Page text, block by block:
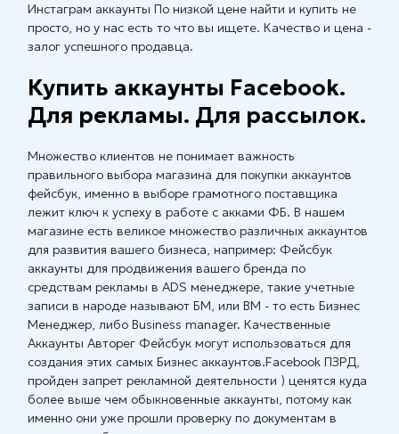
Инстаграм аккаунты По низкой цене найти и купить не
просто, но у нас есть то что вы ищете. Качество и цена -
залог успешного продавца.
Купить аккаунты Facebook.
Для рекламы. Для рассылок.
Множество клиентов не понимает важность
правильного выбора магазина для покупки аккаунтов
фейсбук, именно в выборе грамотного поставщика
лежит ключ к успеху в работе с акками ФБ. В нашем
магазине есть великое множество различных аккаунтов
для развития вашего бизнеса, например: Фейсбук
аккаунты для продвижения вашего бренда по
средствам рекламы в ADS менеджере, такие учетные
записи в народе называют БМ, или BM - то есть Бизнес
Менеджер, либо Business manager. Качественные
Аккаунты Авторег Фейсбук могут использоваться для
создания этих самых Бизнес аккаунтов.Facebook ПЗРД,
пройден запрет рекламной деятельности ) ценятся куда
более выше чем обыкновенные аккаунты, потому как
именно они уже прошли проверку по документам в